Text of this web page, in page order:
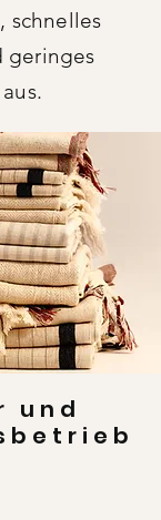
schnelles
geringes
und